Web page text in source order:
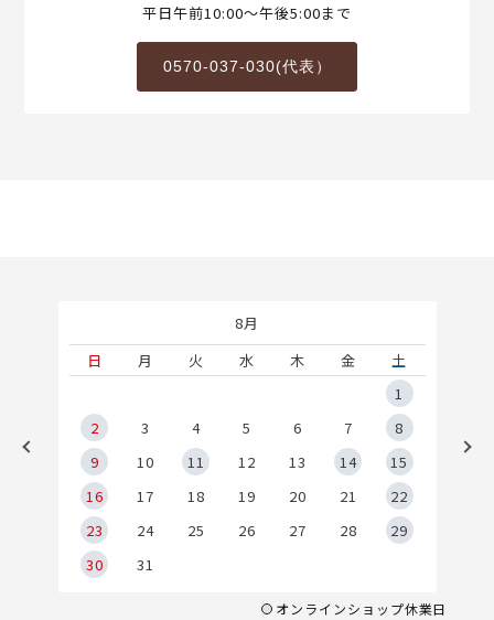
平日午前10:00～午後5:00まで
0570-037-030(代表）
8月
日
月 火 水 木 金
土
1
2
3 4 5 6 7
8
9
10 11 12 13 14
15
16
17 18 19 20 21
22
23
24 25 26 27 28
29
30
31
オンラインショップ休業日